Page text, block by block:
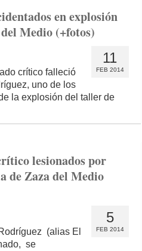
en explosión
Medio (+fotos)
11
FEB 2014
crítico falleció
uno de los
la explosión del taller de
lesionados por
de Zaza del Medio
5
FEB 2014
(alias El
se